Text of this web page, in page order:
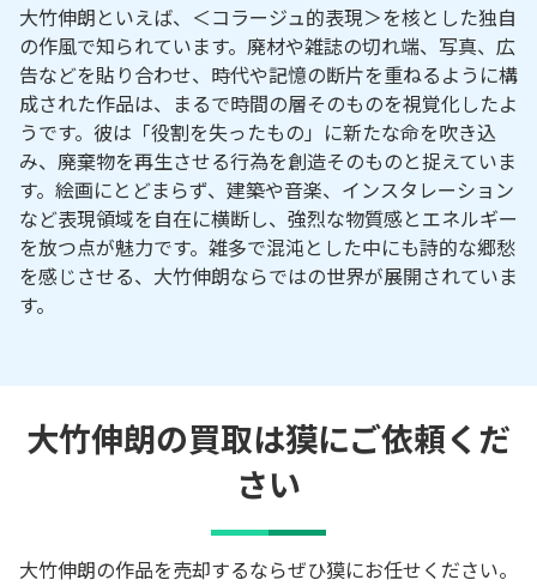
大竹伸朗といえば、＜コラージュ的表現＞を核とした独自
の作風で知られています。廃材や雑誌の切れ端、写真、広
告などを貼り合わせ、時代や記憶の断片を重ねるように構
成された作品は、まるで時間の層そのものを視覚化したよ
うです。彼は「役割を失ったもの」に新たな命を吹き込
み、廃棄物を再生させる行為を創造そのものと捉えていま
す。絵画にとどまらず、建築や音楽、インスタレーション
など表現領域を自在に横断し、強烈な物質感とエネルギー
を放つ点が魅力です。雑多で混沌とした中にも詩的な郷愁
を感じさせる、大竹伸朗ならではの世界が展開されていま
す。
大竹伸朗の買取は獏にご依頼くだ
さい
大竹伸朗の作品を売却するならぜひ獏にお任せください。